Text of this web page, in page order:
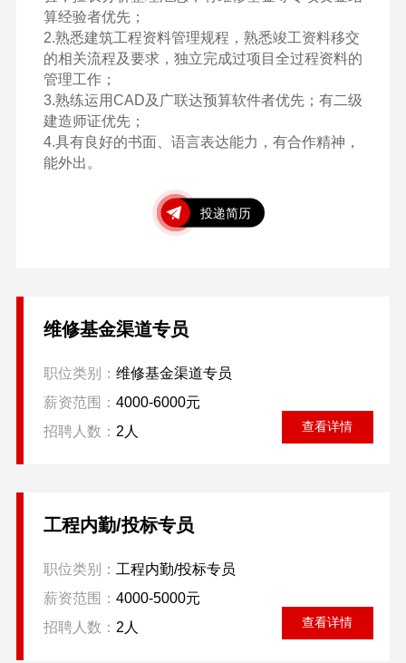
算经验者优先；
2.熟悉建筑工程资料管理规程，熟悉竣工资料移交
的相关流程及要求，独立完成过项目全过程资料的
管理工作；
3.熟练运用CAD及广联达预算软件者优先；有二级
建造师证优先；
4.具有良好的书面、语言表达能力，有合作精神，
能外出。
投递简历
维修基金渠道专员
职位类别： 维修基金渠道专员
薪资范围： 4000-6000元
招聘人数： 2人 查看详情
工程内勤/投标专员
职位类别： 工程内勤/投标专员
薪资范围： 4000-5000元
招聘人数： 2人 查看详情